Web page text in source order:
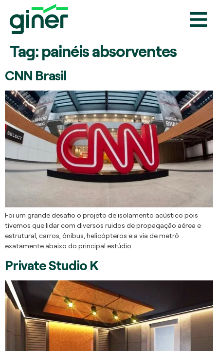
Tag:painéis absorventes
CNN Brasil
Foi um grande desafio o projeto de isolamento acústico pois
tivemos que lidar com diversos ruidos de propagação aérea e
estrutural, carros, ônibus, helicópteros e a via de metrô
exatamente abaixo do principal estúdio.
Private Studio K